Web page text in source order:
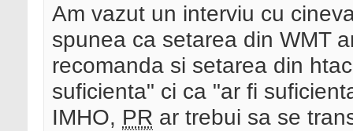
Am vazut un interviu cu
spunea ca setarea din WMT
recomanda si setarea din
suficienta" ci ca "ar fi
IMHO, PR ar trebui sa se